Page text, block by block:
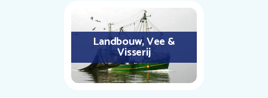
Landbouw, Vee &
Visserij